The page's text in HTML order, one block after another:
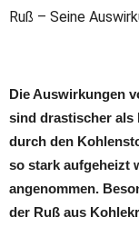
Ruß – Seine
Die Auswirkungen
sind drastischer als
durch den
so stark aufgeheizt
angenommen.
der Ruß aus